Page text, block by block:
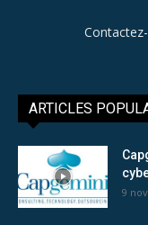
ARTICLES
9